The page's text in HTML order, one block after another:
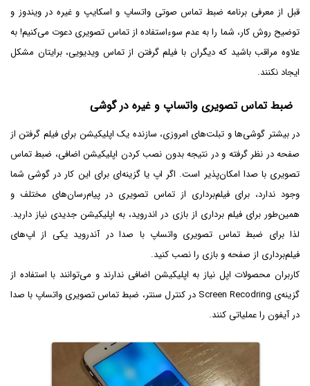
قبل از معرفی برنامه ضبط تماس صوتی واتساپ و اسکایپ و غیره در ویندوز و
توضیح روش کار، شما را به عدم سوءاستفاده از تماس تصویری دعوت می‌کنیم! به
علاوه مراقب باشید که دیگران با فیلم گرفتن از تماس ویدیویی، برایتان مشکل
ایجاد نکنند.
ضبط تماس تصویری واتساپ و غیره در گوشی
در بیشتر گوشی‌ها و تبلت‌های امروزی، سازنده یک اپلیکیشن برای فیلم گرفتن از
صفحه در نظر گرفته و در نتیجه بدون نصب کردن اپلیکیشن اضافی، ضبط تماس
تصویری با صدا امکان‌پذیر است. اگر اپ یا گزینه‌ای برای این کار در گوشی شما
وجود ندارد، برای فیلم‌برداری از تماس تصویری در پیام‌رسان‌های مختلف و
همین‌طور برای فیلم برداری از بازی در اندروید، به اپلیکیشن جدیدی نیاز دارید.
لذا برای ضبط تماس تصویری واتساپ با صدا در آندروید یکی از اپ‌های
فیلم‌برداری از صفحه و بازی را نصب کنید.
کاربران محصولات اپل نیاز به اپلیکیشن اضافی ندارند و می‌توانند با استفاده از
گزینه‌ی Screen Recodring در کنترل سنتر، ضبط تماس تصویری واتساپ با صدا
در آیفون را عملیاتی کنند.